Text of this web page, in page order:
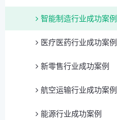
智能制造行业成功案例
医疗医药行业成功案例
新零售行业成功案例
航空运输行业成功案例
能源行业成功案例